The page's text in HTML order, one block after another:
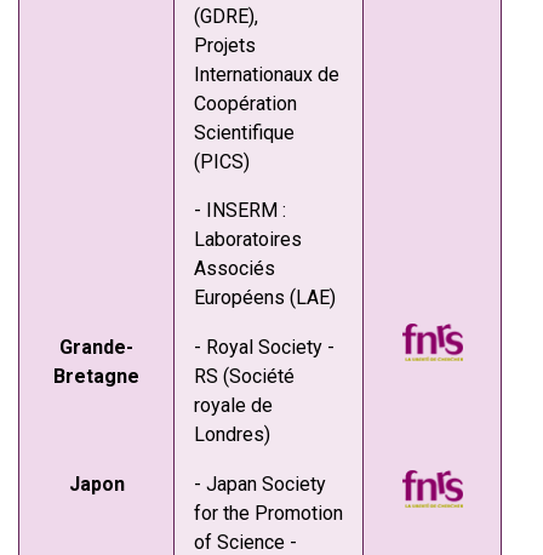
(GDRE),
Projets
Internationaux de
Coopération
Scientifique
(PICS)
- INSERM :
Laboratoires
Associés
Européens (LAE)
Grande-
Bretagne
- Royal Society -
RS (Société
royale de
Londres)
Japon
- Japan Society
for the Promotion
of Science -